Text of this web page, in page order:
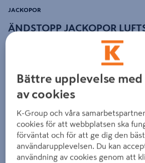
ÄNDSTOPP JACKOPOR
JACKOPOR
Detaljerad beskrivning finns i
Bättre upplevelse med
av cookies
K-Group och våra
cookies för att webbplatsen ska
förväntat och för att ge dig den
användarupplevelsen. Du kan
användning av cookies genom att